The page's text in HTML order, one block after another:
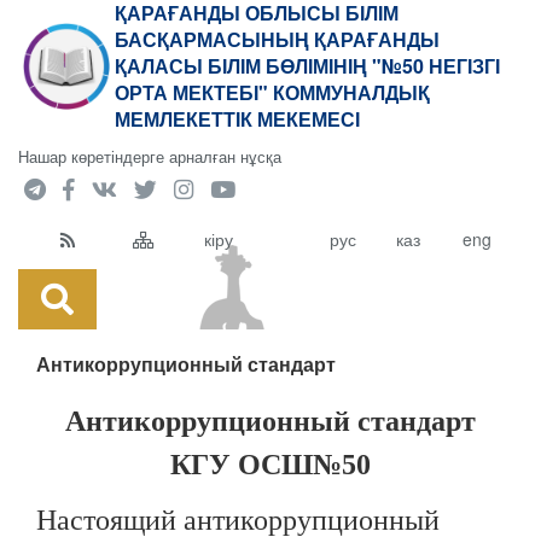
ҚАРАҒАНДЫ ОБЛЫСЫ БІЛІМ
БАСҚАРМАСЫНЫҢ ҚАРАҒАНДЫ
ҚАЛАСЫ БІЛІМ БӨЛІМІНІҢ "№50 НЕГІЗГІ
ОРТА МЕКТЕБІ" КОММУНАЛДЫҚ
МЕМЛЕКЕТТІК МЕКЕМЕСІ
Нашар көретіндерге арналған нұсқа
кіру рус каз eng
Антикоррупционный стандарт
Антикоррупционный стандарт
КГУ ОСШ№50
Настоящий антикоррупционный